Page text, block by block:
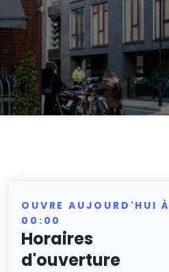
OUVRE AUJOURD'HUI À
00:00
Horaires
d'ouverture